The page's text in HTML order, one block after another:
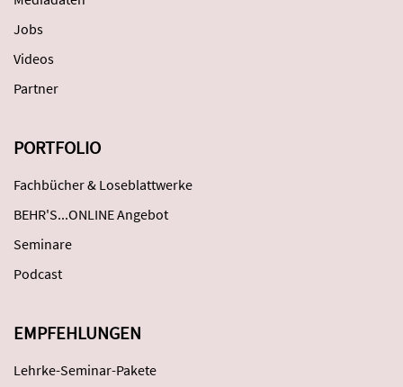
Jobs
Videos
Partner
PORTFOLIO
Fachbücher & Loseblattwerke
BEHR'S...ONLINE Angebot
Seminare
Podcast
EMPFEHLUNGEN
Lehrke-Seminar-Pakete